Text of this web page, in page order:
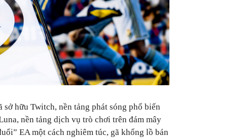
hữu Twitch, nền tảng phát sóng phổ biến
nền tảng dịch vụ trò chơi trên đám mây
EA một cách nghiêm túc, gã khổng lồ bán